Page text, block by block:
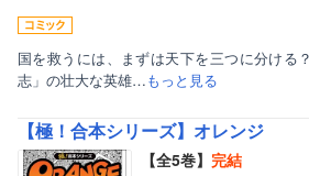
国を救うには、まずは天下を三つに分ける
志」の壮大な英雄…もっと見る
【極！合本シリーズ】オレンジ
【全5巻】 完結